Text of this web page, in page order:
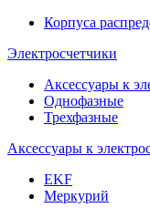
Корпуса
Электросчетчики
Аксессуары к
Однофазные
Трехфазные
Аксессуары к
EKF
Меркурий